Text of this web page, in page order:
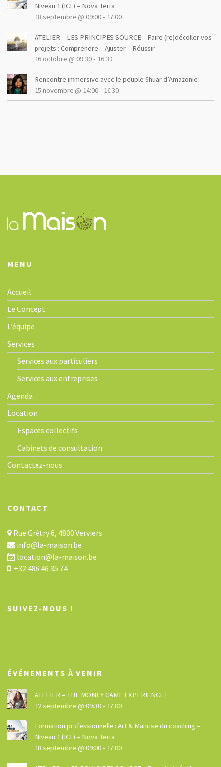
Niveau 1 (ICF) – Nova Terra
18 septembre @ 09:00- 17:00
ATELIER – LES PRINCIPES SOURCE – Faire (re)décoller vos
projets : Comprendre – Ajuster – Réussir
16 octobre @ 09:30- 16:30
Rencontre immersive avec le peuple Shuar d’Amazonie
15 novembre @ 14:00- 16:30
MENU
Accueil
Le Concept
L’équipe
Services
Services aux particuliers
Services aux entreprises
Agenda
Location
Espaces collectifs
Cabinets de consultation
Contactez-nous
CONTACT
Rue Grétry 6, 4800 Verviers
info@la-maison.be
location@la-maison.be
+32 486 46 35 74
SUIVEZ-NOUS !
ÉVÉNEMENTS À VENIR
ATELIER – THE MONEY GAME EXPERIENCE !
12 septembre @ 09:30- 17:00
Formation professionnelle : Art & Maitrise du coaching –
Niveau 1 (ICF) – Nova Terra
18 septembre @ 09:00- 17:00